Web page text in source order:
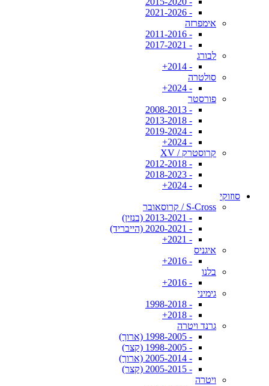
- 2021-2026
אימפרזה
- 2011-2016
- 2017-2021
לבורג
- 2014+
סולטרה
- 2024+
פורסטר
- 2008-2013
- 2013-2018
- 2019-2024
- 2024+
קרוסטרק / XV
- 2012-2018
- 2018-2023
- 2024+
סוזוקי
S-Cross / קרוסאובר
- 2013-2021 (בנזין)
- 2020-2021 (הייבריד)
- 2021+
איגניס
- 2016+
בלנו
- 2016+
גימיני
- 1998-2018
- 2018+
גרנד ויטרה
- 1998-2005 (ארוך)
- 1998-2005 (קצר)
- 2005-2014 (ארוך)
- 2005-2015 (קצר)
ויטרה